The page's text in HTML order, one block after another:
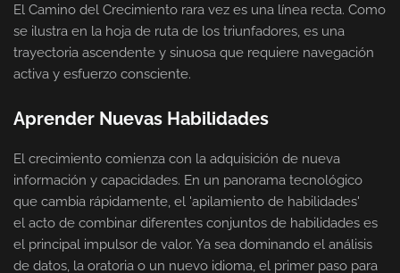
El Camino del Crecimiento rara vez es una línea recta. Como
se ilustra en la hoja de ruta de los triunfadores, es una
trayectoria ascendente y sinuosa que requiere navegación
activa y esfuerzo consciente.
Aprender Nuevas Habilidades
El crecimiento comienza con la adquisición de nueva
información y capacidades. En un panorama tecnológico
que cambia rápidamente, el 'apilamiento de habilidades'
el acto de combinar diferentes conjuntos de habilidades es
el principal impulsor de valor. Ya sea dominando el análisis
de datos, la oratoria o un nuevo idioma, el primer paso para